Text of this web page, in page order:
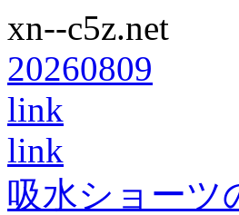
xn--c5z.net
20260809
link
link
吸水ショーツ